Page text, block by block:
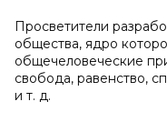
Просветители
общества, ядро
общечеловеческие
свобода, равенство,
и т. д.